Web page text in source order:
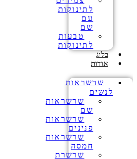
לתינוקות
עם
שם
טבעות
לתינוקות
בלוג
אודות
שרשראות
לנשים
שרשראות
שם
שרשראות
פנינים
שרשראות
חמסה
שרשרת